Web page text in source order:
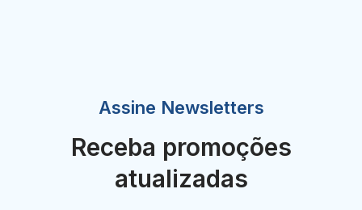
Assine Newsletters
Receba promoções
atualizadas